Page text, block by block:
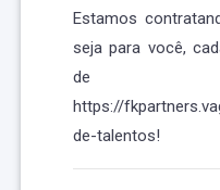
Estamos
seja para você,
de
https://
de-talentos!